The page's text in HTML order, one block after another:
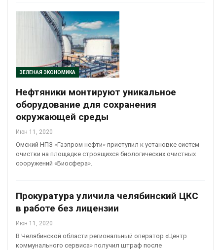
ЗЕЛЕНАЯ ЭКОНОМИКА
Нефтяники монтируют уникальное
оборудование для сохранения
окружающей среды
Июн 11, 2020
Омский НПЗ «Газпром нефти» приступил к установке систем
очистки на площадке строящихся биологических очистных
сооружений «Биосфера».
Прокуратура уличила челябинский ЦКС
в работе без лицензии
Июн 11, 2020
В Челябинской области региональный оператор «Центр
коммунального сервиса» получил штраф после